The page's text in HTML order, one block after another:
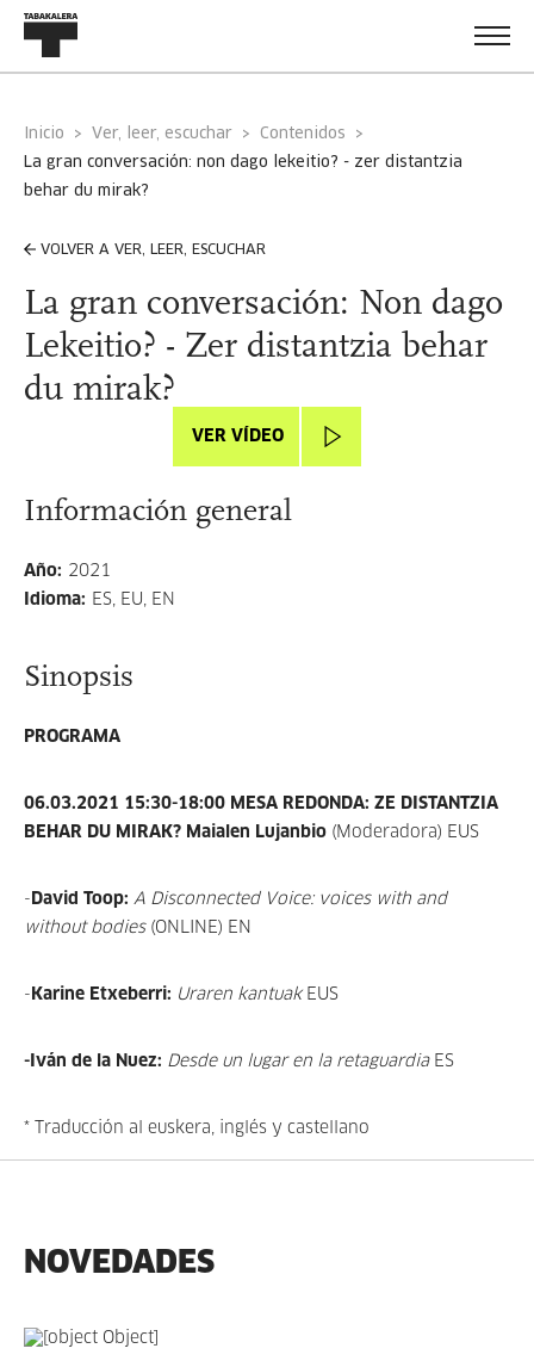
Inicio Ver, leer, escuchar
Contenidos
la gran conversación: non dago lekeitio? - zer distantzia
behar du mirak?
VOLVER A VER, LEER, ESCUCHAR
La gran conversación: Non dago
Lekeitio? - Zer distantzia behar
du mirak?
VER VÍDEO
Información general
Año: 2021
Idioma: ES, EU, EN
Sinopsis
PROGRAMA
06.03.2021 15:30-18:00 MESA REDONDA: ZE DISTANTZIA
BEHAR DU MIRAK? Maialen Lujanbio (Moderadora) EUS
- David Toop: A Disconnected Voice: voices with and
without bodies (ONLINE) EN
- Karine Etxeberri: Uraren kantuak EUS
-Iván de la Nuez: Desde un lugar en la retaguardia ES
* Traducción al euskera, inglés y castellano
NOVEDADES